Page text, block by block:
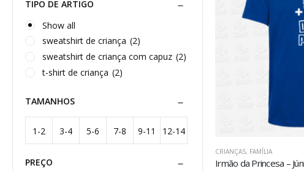
CRIANÇAS, FAMÍLIA
Irmão da Princesa –
TIPO DE ARTIGO
Show all
sweatshirt de criança (2)
sweatshirt de criança com capuz (2)
t-shirt de criança (2)
TAMANHOS
1-2
anos
3-4 5-6 7-8 9-11 12-14
PREÇO